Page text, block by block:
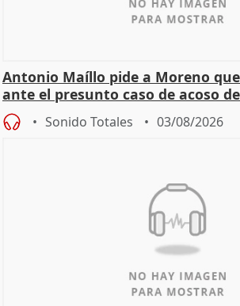
Antonio Maíllo pide a Moreno
ante el presunto caso de acoso
Sonido Totales 03/08/2026